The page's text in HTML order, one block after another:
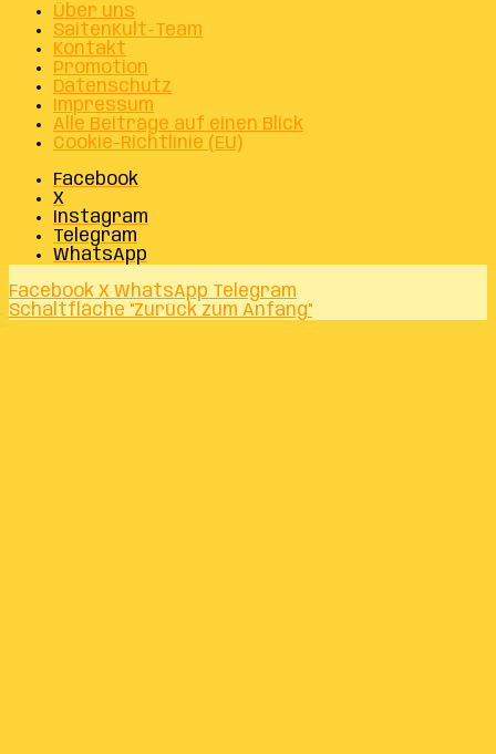
Über uns
SaitenKult-Team
Kontakt
Promotion
Datenschutz
Impressum
Alle Beiträge auf einen Blick
Cookie-Richtlinie (EU)
Facebook
X
Instagram
Telegram
WhatsApp
Facebook X WhatsApp Telegram
Schaltfläche "Zurück zum Anfang"